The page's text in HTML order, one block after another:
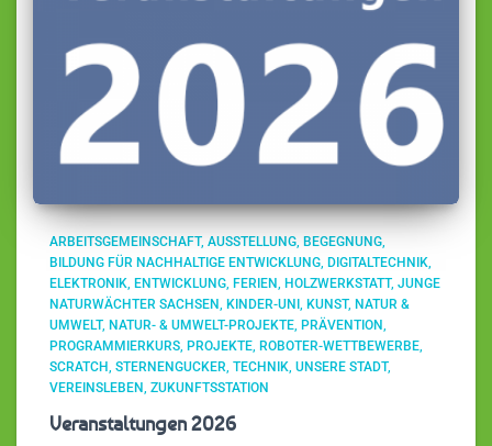
ARBEITSGEMEINSCHAFT AUSSTELLUNG BEGEGNUNG
BILDUNG FÜR NACHHALTIGE ENTWICKLUNG DIGITALTECHNIK
ELEKTRONIK ENTWICKLUNG FERIEN HOLZWERKSTATT JUNGE
NATURWÄCHTER SACHSEN
KINDER-UNI KUNST NATUR &
UMWELT NATUR- & UMWELT-PROJEKTE PRÄVENTION
PROGRAMMIERKURS PROJEKTE ROBOTER-WETTBEWERBE
SCRATCH STERNENGUCKER TECHNIK UNSERE STADT
VEREINSLEBEN ZUKUNFTSSTATION
Veranstaltungen 2026